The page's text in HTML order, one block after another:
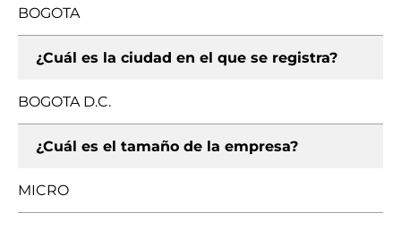
BOGOTA
¿Cuál es la ciudad en el que se registra?
BOGOTA D.C.
¿Cuál es el tamaño de la empresa?
MICRO